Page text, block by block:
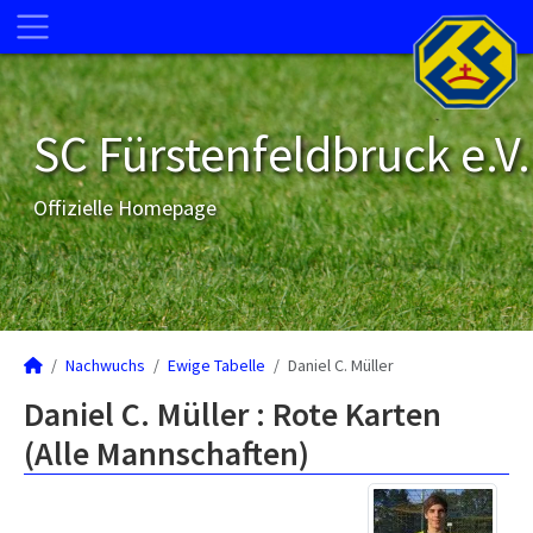
SC Fürstenfeldbruck e.V.
Offizielle Homepage
Nachwuchs Ewige Tabelle Daniel C. Müller
Daniel C. Müller : Rote Karten
(Alle Mannschaften)